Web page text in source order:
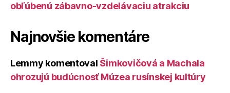
obľúbenú zábavno-vzdelávaciu atrakciu
Najnovšie komentáre
Lemmy komentoval Šimkovičová a Machala
ohrozujú budúcnosť Múzea rusínskej kultúry